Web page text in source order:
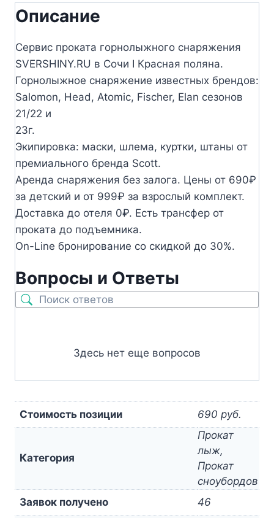
Описание
Сервис проката горнолыжного снаряжения
SVERSHINY.RU в Сочи I Красная поляна.
Горнолыжное снаряжение известных брендов:
Salomon, Head, Atomic, Fischer, Elan сезонов
21/22 и
23г.
Экипировка: маски, шлема, куртки, штаны от
премиального бренда Scott.
Аренда снаряжения без залога. Цены от 690₽
за детский и от 999₽ за взрослый комплект.
Доставка до отеля 0₽. Есть трансфер от
проката до подъемника.
On-Line бронирование со скидкой до 30%.
Вопросы и Ответы
Здесь нет еще вопросов
Стоимость позиции 690 руб.
Категория
Прокат
лыж,
Прокат
сноубордов
Заявок получено
46